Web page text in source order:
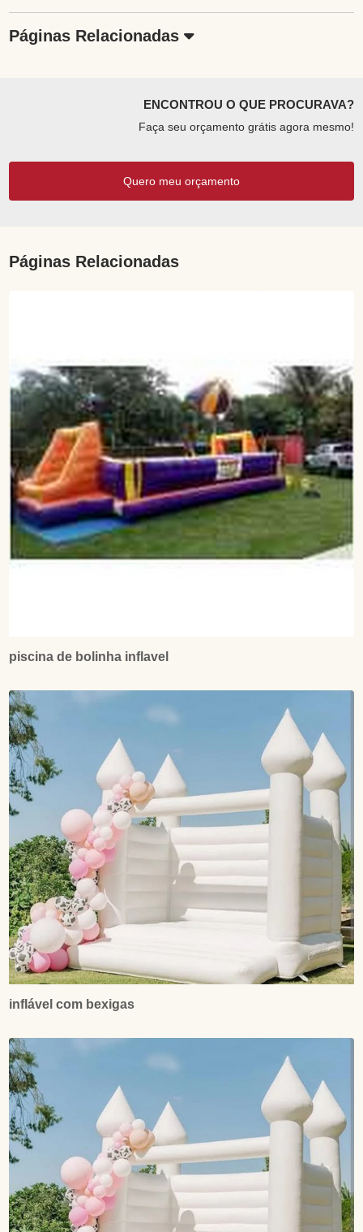
Páginas Relacionadas
ENCONTROU O QUE PROCURAVA?
Faça seu orçamento grátis agora mesmo!
Quero meu orçamento
Páginas Relacionadas
piscina de bolinha inflavel
inflável com bexigas